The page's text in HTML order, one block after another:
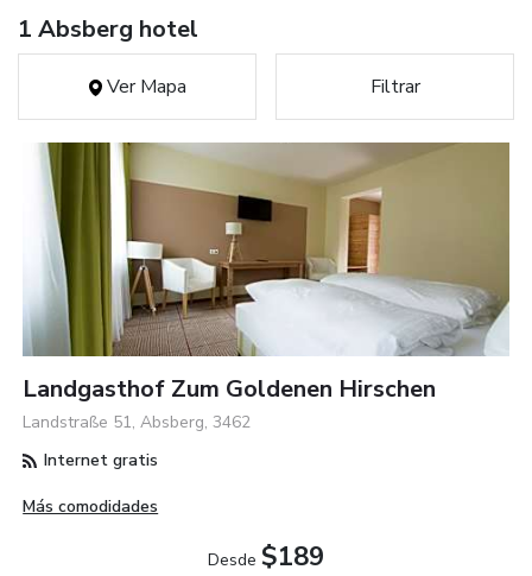
1 Absberg hotel
Ver Mapa Filtrar
Landgasthof Zum Goldenen Hirschen
Landstraße 51, Absberg, 3462
Internet gratis
Más comodidades
Desde $189